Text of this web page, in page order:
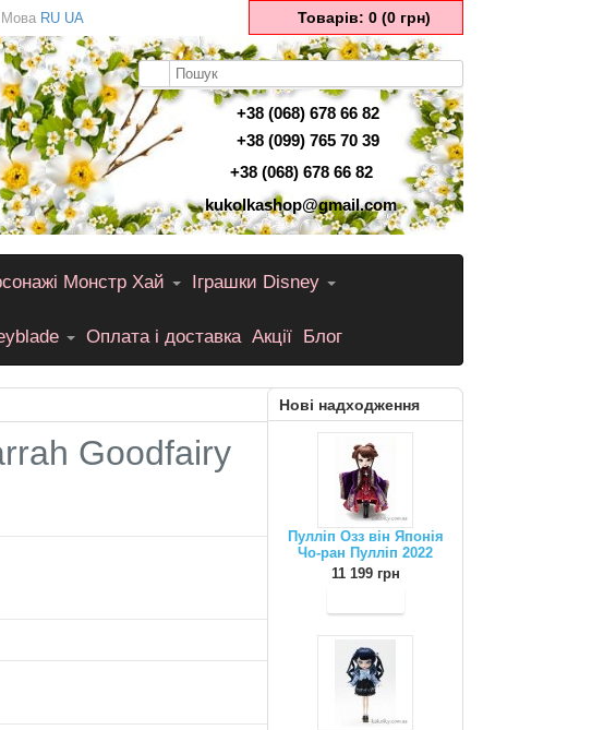
Мова RU UA Товарів: 0 (0 грн)
+38 (068) 678 66 82
+38 (099) 765 70 39
+38 (068) 678 66 82
kukolkashop@gmail.com
Монстр Хай Іграшки Disney
Оплата і доставка Акції Блог
Нові надходження
Пулліп Озз він Японія
Чо-ран Пулліп 2022
11 199 грн
Goodfairy